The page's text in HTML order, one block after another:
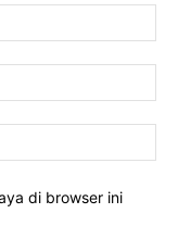
di browser ini